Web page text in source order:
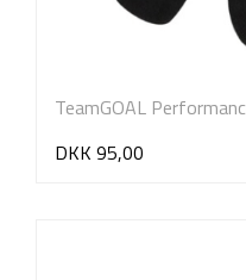
TeamGOAL
DKK 95,00